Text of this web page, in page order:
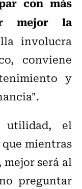
mejor la
involucra
conviene
y
utilidad, el
mientras
mejor será al
preguntar